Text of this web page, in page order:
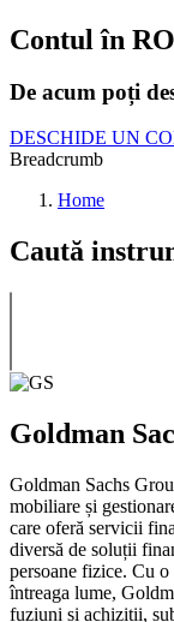
Contul în
De acum poți
DESCHIDE UN
Breadcrumb
Home
Caută
Goldman
Goldman Sachs
mobiliare și
care oferă servicii
diversă de soluții
persoane fizice. Cu
întreaga lume,
fuziuni și achiziții,